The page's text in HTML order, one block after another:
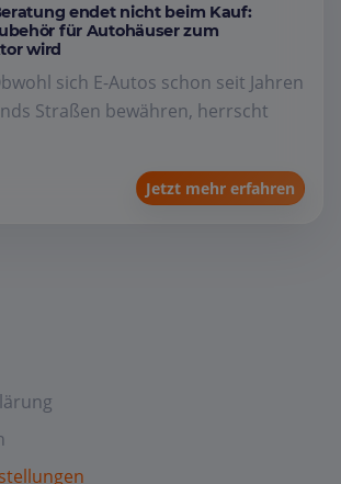
endet nicht beim Kauf:
für Autohäuser zum
wird
sich E-Autos schon seit Jahren
Straßen bewähren, herrscht
Jetzt mehr erfahren